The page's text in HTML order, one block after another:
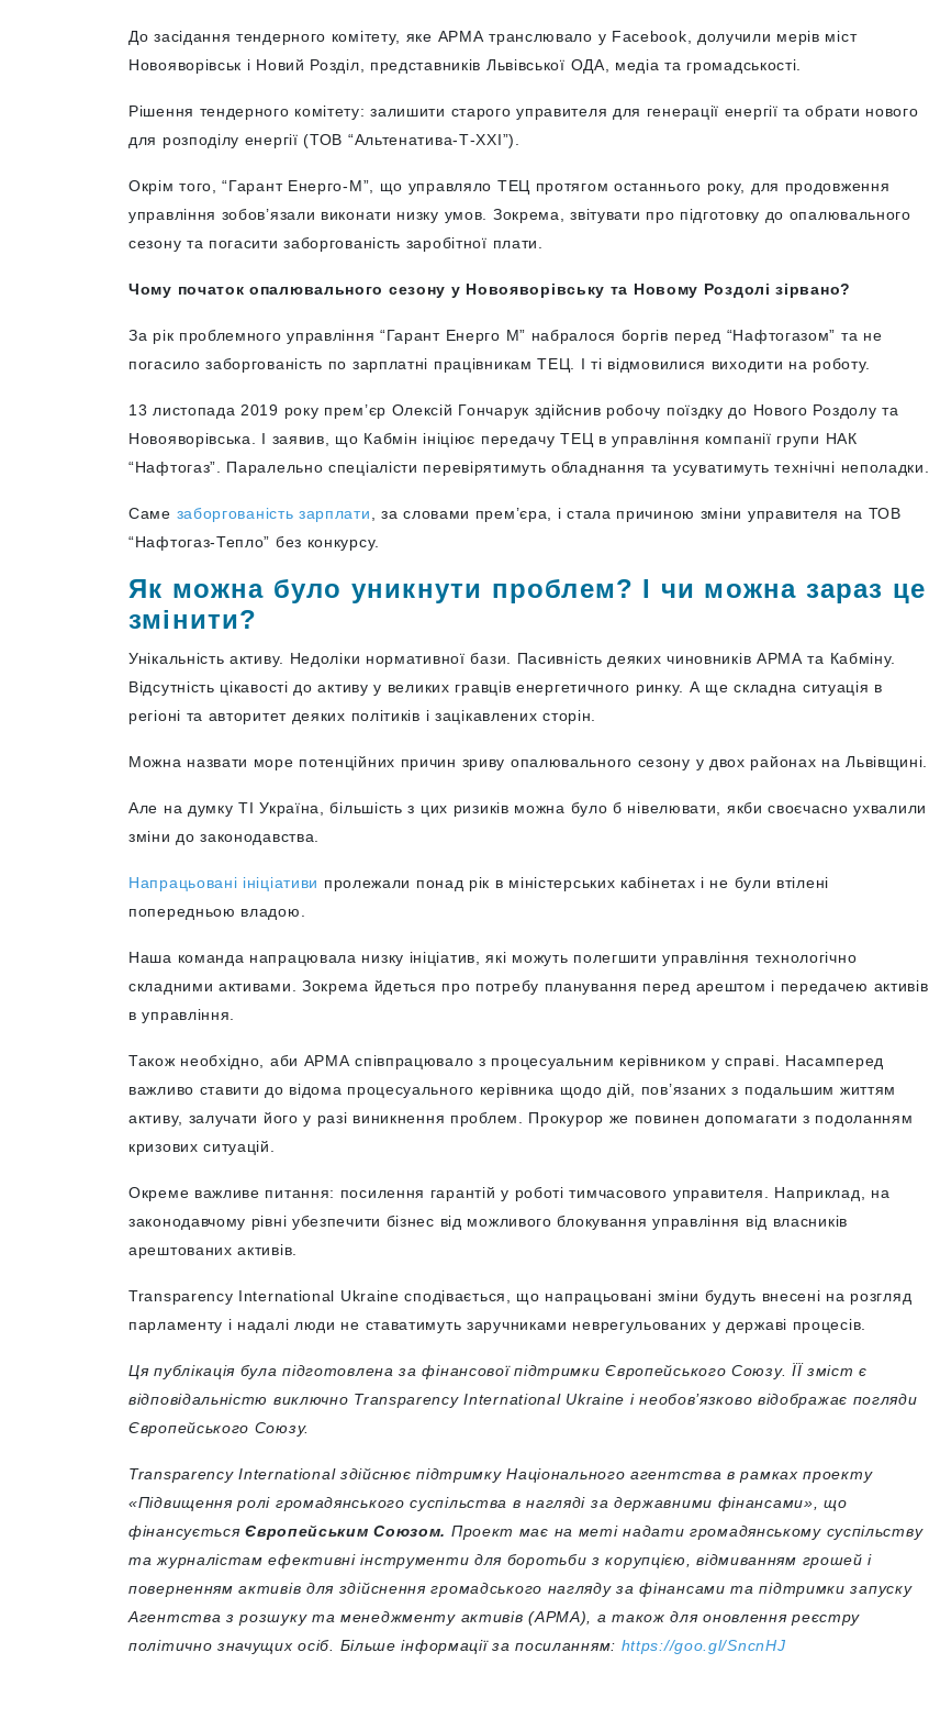
До засідання тендерного комітету, яке АРМА транслювало у Facebook, долучили мерів міст
Новояворівськ і Новий Розділ, представників Львівської ОДА, медіа та громадськості.
Рішення тендерного комітету: залишити старого управителя для генерації енергії та обрати нового
для розподілу енергії (ТОВ “Альтенатива-Т-ХХІ”).
Окрім того, “Гарант Енерго-М”, що управляло ТЕЦ протягом останнього року, для продовження
управління зобов’язали виконати низку умов. Зокрема, звітувати про підготовку до опалювального
сезону та погасити заборгованість заробітної плати.
Чому початок опалювального сезону у Новояворівську та Новому Роздолі зірвано?
За рік проблемного управління “Гарант Енерго М” набралося боргів перед “Нафтогазом” та не
погасило заборгованість по зарплатні працівникам ТЕЦ. І ті відмовилися виходити на роботу.
13 листопада 2019 року прем’єр Олексій Гончарук здійснив робочу поїздку до Нового Роздолу та
Новояворівська. І заявив, що Кабмін ініціює передачу ТЕЦ в управління компанії групи НАК
“Нафтогаз”. Паралельно спеціалісти перевірятимуть обладнання та усуватимуть технічні неполадки.
Саме заборгованість зарплати
, за словами прем’єра, і стала причиною зміни управителя на ТОВ
“Нафтогаз-Тепло” без конкурсу.
Як можна було уникнути проблем? І чи можна зараз це
змінити?
Унікальність активу. Недоліки нормативної бази. Пасивність деяких чиновників АРМА та Кабміну.
Відсутність цікавості до активу у великих гравців енергетичного ринку. А ще складна ситуація в
регіоні та авторитет деяких політиків і зацікавлених сторін.
Можна назвати море потенційних причин зриву опалювального сезону у двох районах на Львівщині.
Але на думку ТІ Україна, більшість з цих ризиків можна було б нівелювати, якби своєчасно ухвалили
зміни до законодавства.
Напрацьовані ініціативи пролежали понад рік в міністерських кабінетах і не були втілені
попередньою владою.
Наша команда напрацювала низку ініціатив, які можуть полегшити управління технологічно
складними активами. Зокрема йдеться про потребу планування перед арештом і передачею активів
в управління.
Також необхідно, аби АРМА співпрацювало з процесуальним керівником у справі. Насамперед
важливо ставити до відома процесуального керівника щодо дій, пов’язаних з подальшим життям
активу, залучати його у разі виникнення проблем. Прокурор же повинен допомагати з подоланням
кризових ситуацій.
Окреме важливе питання: посилення гарантій у роботі тимчасового управителя. Наприклад, на
законодавчому рівні убезпечити бізнес від можливого блокування управління від власників
арештованих активів.
Transparency International Ukraine сподівається, що напрацьовані зміни будуть внесені на розгляд
парламенту і надалі люди не ставатимуть заручниками неврегульованих у державі процесів.
Ця публікація була підготовлена за фінансової підтримки Європейського Союзу. ЇЇ зміст є
відповідальністю виключно Transparency International Ukraine і необов’язково відображає погляди
Європейського Союзу.
Transparency International здійснює підтримку Національного агентства в рамках проекту
«Підвищення ролі громадянського суспільства в нагляді за державними фінансами», що
фінансується Європейським Союзом. Проект має на меті надати громадянському суспільству
та журналістам ефективні інструменти для боротьби з корупцією, відмиванням грошей і
поверненням активів для здійснення громадського нагляду за фінансами та підтримки запуску
Агентства з розшуку та менеджменту активів (АРМА), а також для оновлення реєстру
політично значущих осіб.
Більше інформації за посиланням: https://goo.gl/SncnHJ